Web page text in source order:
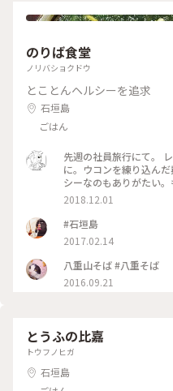
のりば食堂
ノリバショクドウ
とことんヘルシーを追求
石垣島
ごはん
先週の社員旅行にて。
に。ウコンを練り込ん
シーなのもありがたい
2018.12.01
#石垣島
2017.02.14
八重山そば #八重そば
2016.09.21
とうふの比嘉
トウフノヒガ
石垣島